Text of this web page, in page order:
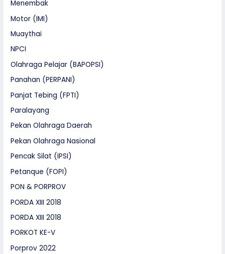
Menembak
Motor (IMI)
Muaythai
NPCI
Olahraga Pelajar (BAPOPSI)
Panahan (PERPANI)
Panjat Tebing (FPTI)
Paralayang
Pekan Olahraga Daerah
Pekan Olahraga Nasional
Pencak Silat (IPSI)
Petanque (FOPI)
PON & PORPROV
PORDA XIII 2018
PORDA XIII 2018
PORKOT KE-V
Porprov 2022